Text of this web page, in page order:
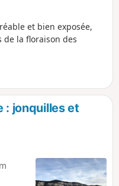
et bien exposée,
la floraison des
: jonquilles et